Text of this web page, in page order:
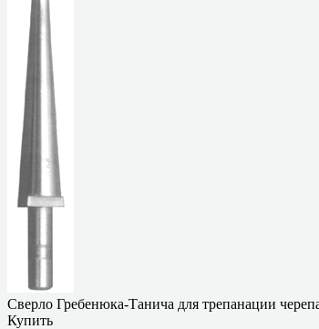
Сверло Гребенюка-Танича для трепанации
Купить